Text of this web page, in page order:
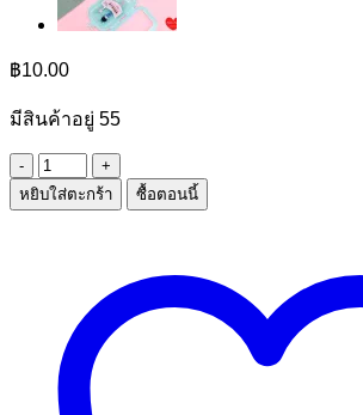
฿10.00
มีสินค้าอยู่ 55
จำนวน
ช้อน
หยิบใส่ตะกร้า ซื้อตอนนี้